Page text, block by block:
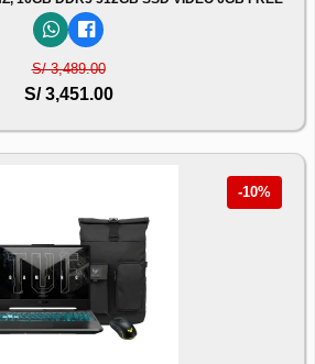
S/ 3,489.00
S/ 3,451.00
-10%